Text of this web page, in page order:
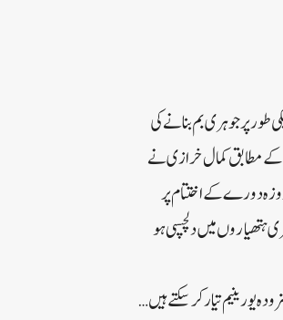
طور پر جوہری بم بنانے کی
کے مطابق کمال خرازی نے
دورے کے اختتام پر
ہتھیاروں میں دلچسپی ہو
60 فیصد تک یورینیم افزودہ کرنے میں کامیاب ہو گئے اور ہم آسانی سے 90 فیصد افزودہ یورینیم تیار کر سکتے ہیں …